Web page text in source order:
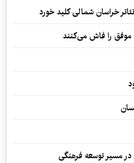
خراسان شمالی کلید خورد
موفق را فاش می‌کنند
در مسیر توسعه فرهنگی